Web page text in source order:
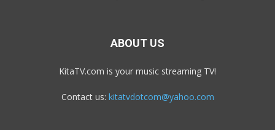
ABOUT US
KitaTV.com is your music streaming TV!
Contact us: kitatvdotcom@yahoo.com